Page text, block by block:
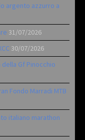
argento azzurro a
31/07/2026
30/07/2026
Gf Pinocchio
Fondo Marradi MTB
italiano marathon